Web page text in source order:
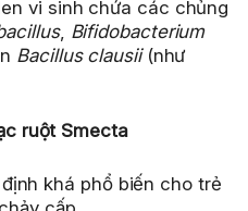
vi sinh chứa các chủng
, Bifidobacterium
Bacillus clausii(như
ruột Smecta
khá phổ biến cho trẻ